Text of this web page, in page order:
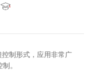
制形式，应用非常广
。